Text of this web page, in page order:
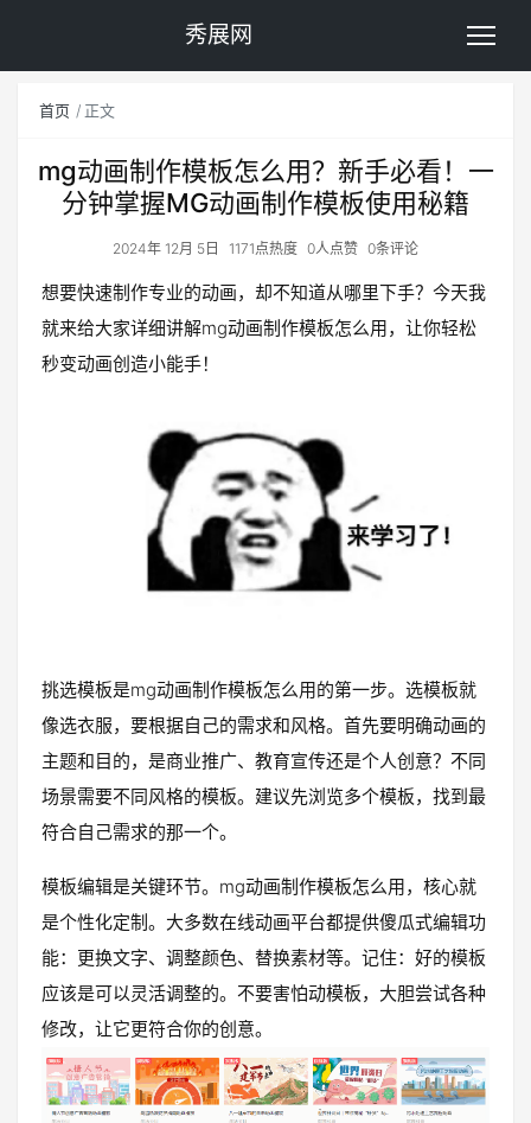
秀展网
首页 正文
mg动画制作模板怎么用？新手必看！一
分钟掌握MG动画制作模板使用秘籍
2024年 12月 5日 1171点热度 0人点赞 0条评论
想要快速制作专业的动画，却不知道从哪里下手？今天我
就来给大家详细讲解mg动画制作模板怎么用，让你轻松
秒变动画创造小能手！
挑选模板是mg动画制作模板怎么用的第一步。选模板就
像选衣服，要根据自己的需求和风格。首先要明确动画的
主题和目的，是商业推广、教育宣传还是个人创意？不同
场景需要不同风格的模板。建议先浏览多个模板，找到最
符合自己需求的那一个。
模板编辑是关键环节。mg动画制作模板怎么用，核心就
是个性化定制。大多数在线动画平台都提供傻瓜式编辑功
能：更换文字、调整颜色、替换素材等。记住：好的模板
应该是可以灵活调整的。不要害怕动模板，大胆尝试各种
修改，让它更符合你的创意。